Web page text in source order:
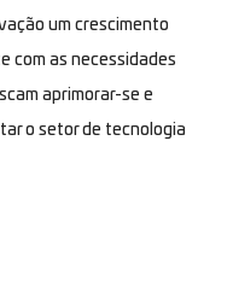
um crescimento
com as necessidades
aprimorar-se e
o setor de tecnologia